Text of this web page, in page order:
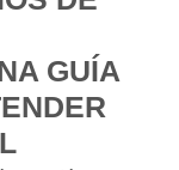
GUÍA